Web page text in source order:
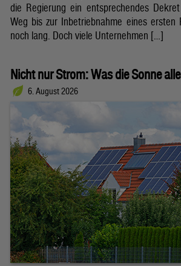
die Regierung ein entsprechendes
Weg bis zur Inbetriebnahme eines ersten
noch lang. Doch viele Unternehmen […]
Nicht nur Strom: Was die Sonne
6. August 2026